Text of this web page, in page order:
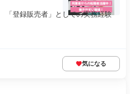
「登録販売者」としての実務経験
気になる